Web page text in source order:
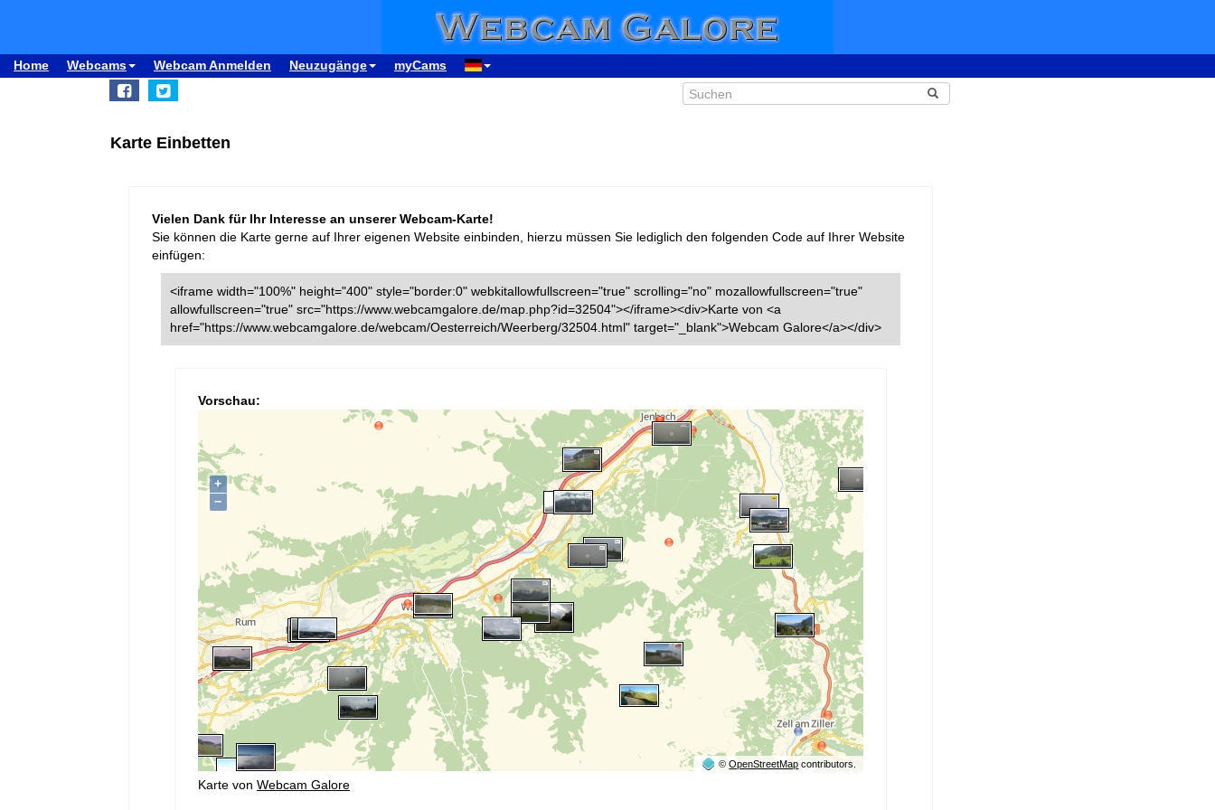
Home Webcams Webcam Anmelden Neuzugänge myCams
Karte Einbetten
Vielen Dank für Ihr Interesse an unserer Webcam-Karte!
Sie können die Karte gerne auf Ihrer eigenen Website einbinden, hierzu müssen Sie lediglich den folgenden Code auf Ihrer Website
einfügen:
<iframe width="100%" height="400" style="border:0" webkitallowfullscreen="true" scrolling="no" mozallowfullscreen="true"
allowfullscreen="true" src="https://www.webcamgalore.de/map.php?id=32504"></iframe><div>Karte von <a
href="https://www.webcamgalore.de/webcam/Oesterreich/Weerberg/32504.html" target="_blank">Webcam Galore</a></div>
Vorschau:
Karte von Webcam Galore